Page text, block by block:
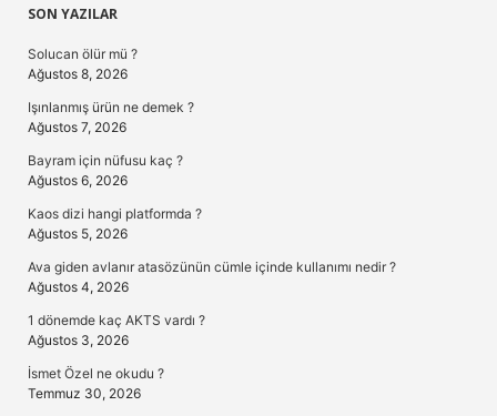
Sidebar
SON YAZILAR
Solucan ölür mü ?
Ağustos 8, 2026
Işınlanmış ürün ne demek ?
Ağustos 7, 2026
Bayram için nüfusu kaç ?
Ağustos 6, 2026
Kaos dizi hangi platformda ?
Ağustos 5, 2026
Ava giden avlanır atasözünün cümle içinde kullanımı nedir ?
Ağustos 4, 2026
1 dönemde kaç AKTS vardı ?
Ağustos 3, 2026
İsmet Özel ne okudu ?
Temmuz 30, 2026